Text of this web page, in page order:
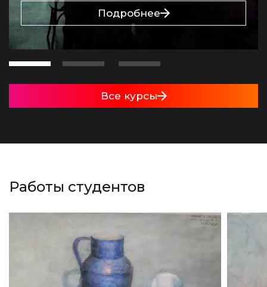
Подробнее
Все курсы
Работы студентов